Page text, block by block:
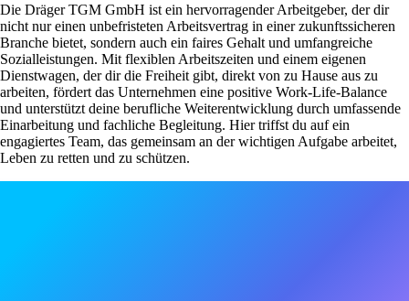
Die Dräger TGM GmbH ist ein hervorragender Arbeitgeber, der dir
nicht nur einen unbefristeten Arbeitsvertrag in einer zukunftssicheren
Branche bietet, sondern auch ein faires Gehalt und umfangreiche
Sozialleistungen. Mit flexiblen Arbeitszeiten und einem eigenen
Dienstwagen, der dir die Freiheit gibt, direkt von zu Hause aus zu
arbeiten, fördert das Unternehmen eine positive Work-Life-Balance
und unterstützt deine berufliche Weiterentwicklung durch umfassende
Einarbeitung und fachliche Begleitung. Hier triffst du auf ein
engagiertes Team, das gemeinsam an der wichtigen Aufgabe arbeitet,
Leben zu retten und zu schützen.